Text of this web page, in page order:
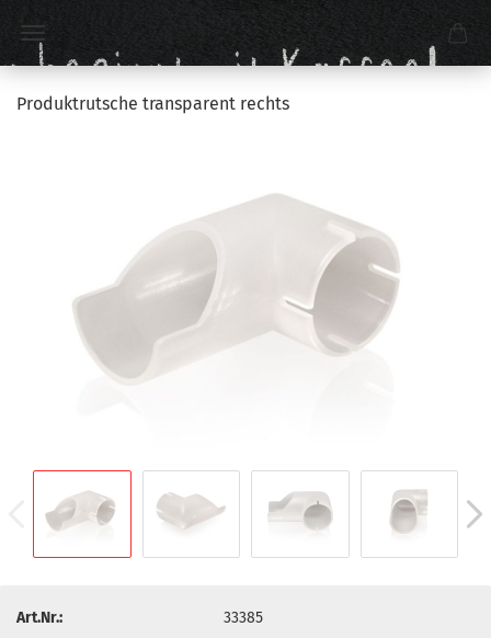
Produktrutsche transparent rechts
Art.Nr.:
33385